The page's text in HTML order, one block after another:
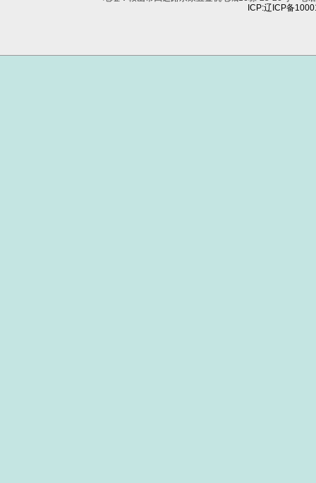
ICP:辽ICP备